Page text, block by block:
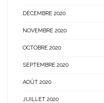
DÉCEMBRE 2020
NOVEMBRE 2020
OCTOBRE 2020
SEPTEMBRE 2020
AOÛT 2020
JUILLET 2020